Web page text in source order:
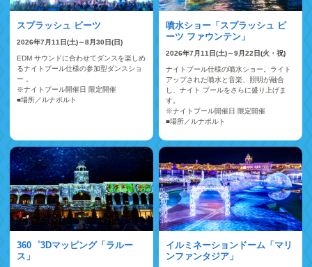
スプラッシュ ビーツ
2026年7月11日(土)～8月30日(日)
EDM サウンドに合わせてダンスを楽しめ
るナイトプール仕様の参加型ダンスショ
ー 。
※ナイトプール開催日 限定開催
■場所／ルナポルト
噴水ショー「スプラッシュ ビ
ーツ ファウンテン」
2026年7月11日(土)～9月22日(火・祝)
ナイトプール仕様の噴水ショー。ライト
アップされた噴水と音楽、照明が融合
し、ナイト プールをさらに盛り上げま
す。
※ナイトプール開催日 限定開催
■場所／ルナポルト
360゜3Dマッピング「ラルー
ス」
イルミネーションドーム「マリ
ンファンタジア」